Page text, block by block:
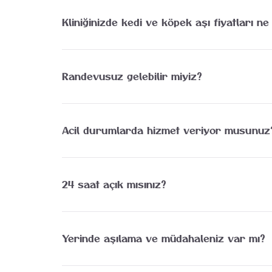
Kliniğinizde kedi ve köpek aşı fiyatları
Randevusuz gelebilir miyiz?
Acil durumlarda hizmet veriyor
24 saat açık mısınız?
Yerinde aşılama ve müdahaleniz var mı?